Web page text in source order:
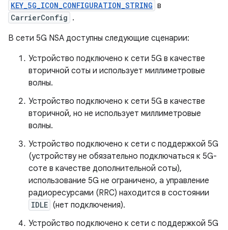
KEY_5G_ICON_CONFIGURATION_STRING в
CarrierConfig .
В сети 5G NSA доступны следующие сценарии:
Устройство подключено к сети 5G в качестве
вторичной соты и использует миллиметровые
волны.
Устройство подключено к сети 5G в качестве
вторичной, но не использует миллиметровые
волны.
Устройство подключено к сети с поддержкой 5G
(устройству не обязательно подключаться к 5G-
соте в качестве дополнительной соты),
использование 5G не ограничено, а управление
радиоресурсами (RRC) находится в состоянии
IDLE (нет подключения).
Устройство подключено к сети с поддержкой 5G